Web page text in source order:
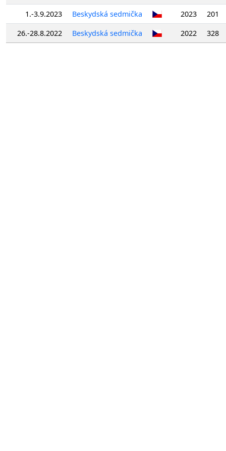
1.-3.9.2023
Beskydská sedmička 2023
201
26.-28.8.2022
Beskydská sedmička 2022 328